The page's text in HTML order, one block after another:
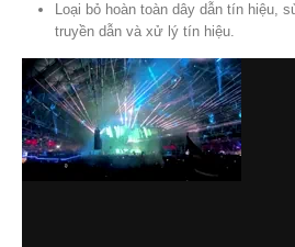
Loại bỏ hoàn toàn dây dẫn tín hiệu,
truyền dẫn và xử lý tín hiệu.